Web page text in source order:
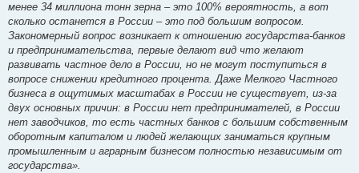
менее 34 миллиона тонн зерна – это 100% вероятность, а вот
сколько останется в России – это под большим вопросом.
Закономерный вопрос возникает к отношению государства-банков
и предпринимательства, первые делают вид что желают
развивать частное дело в России, но не могут поступиться в
вопросе снижении кредитного процента. Даже Мелкого Частного
бизнеса в ощутимых масштабах в России не существует, из-за
двух основных причин: в России нет предпринимателей, в России
нет заводчиков, то есть частных банков с большим собственным
оборотным капиталом и людей желающих заниматься крупным
промышленным и аграрным бизнесом полностью независимым от
государства».